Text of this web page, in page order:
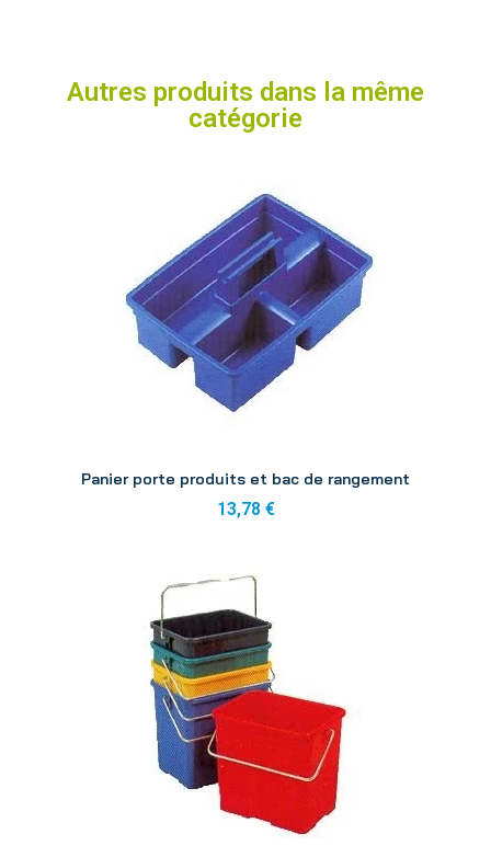
Autres produits dans la même
catégorie
Panier porte produits et bac de rangement
13,78 €